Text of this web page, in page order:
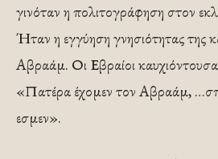
γινόταν η πολιτογράφηση στον
Ήταν η εγγύηση γνησιότητας της
Αβραάμ. Οι Εβραίοι καυχιόντουσαν
«Πατέρα έχομεν τον Αβραάμ,
εσμεν».